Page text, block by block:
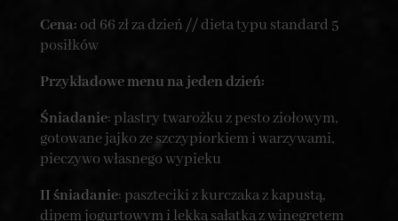
Cena: od 66 zł za dzień // dieta typu standard 5
posiłków
Przykładowe menu na jeden dzień:
Śniadanie: plastry twarożku z pesto ziołowym,
gotowane jajko ze szczypiorkiem i warzywami,
pieczywo własnego wypieku
II śniadanie: paszteciki z kurczaka z kapustą,
dipem jogurtowym i lekką sałatką z winegretem